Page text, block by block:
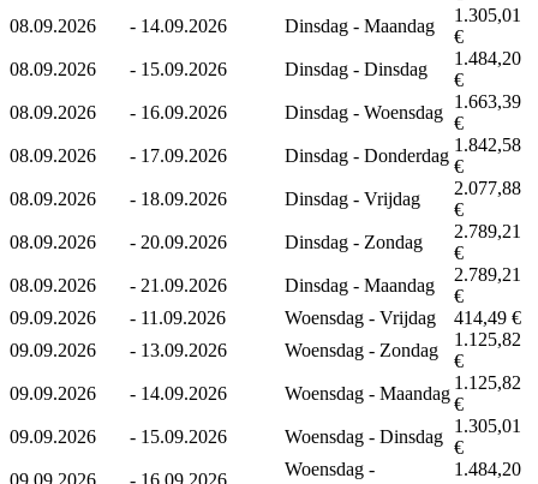
08.09.2026
- 14.09.2026 Dinsdag - Maandag
1.305,01
€
08.09.2026
- 15.09.2026 Dinsdag - Dinsdag
1.484,20
€
08.09.2026
- 16.09.2026 Dinsdag - Woensdag
1.663,39
€
08.09.2026
- 17.09.2026 Dinsdag - Donderdag
1.842,58
€
08.09.2026
- 18.09.2026 Dinsdag - Vrijdag
2.077,88
€
08.09.2026
- 20.09.2026 Dinsdag - Zondag
2.789,21
€
08.09.2026
- 21.09.2026 Dinsdag - Maandag
2.789,21
€
09.09.2026
- 11.09.2026 Woensdag - Vrijdag
414,49 €
09.09.2026
- 13.09.2026 Woensdag - Zondag
1.125,82
€
09.09.2026
- 14.09.2026 Woensdag - Maandag
1.125,82
€
09.09.2026
- 15.09.2026 Woensdag - Dinsdag
1.305,01
€
09.09.2026
- 16.09.2026
Woensdag -
1.484,20